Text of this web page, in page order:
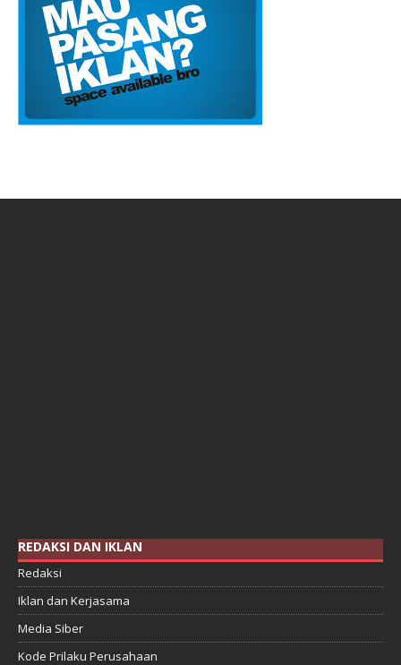
REDAKSI DAN IKLAN
Redaksi
Iklan dan Kerjasama
Media Siber
Kode Prilaku Perusahaan